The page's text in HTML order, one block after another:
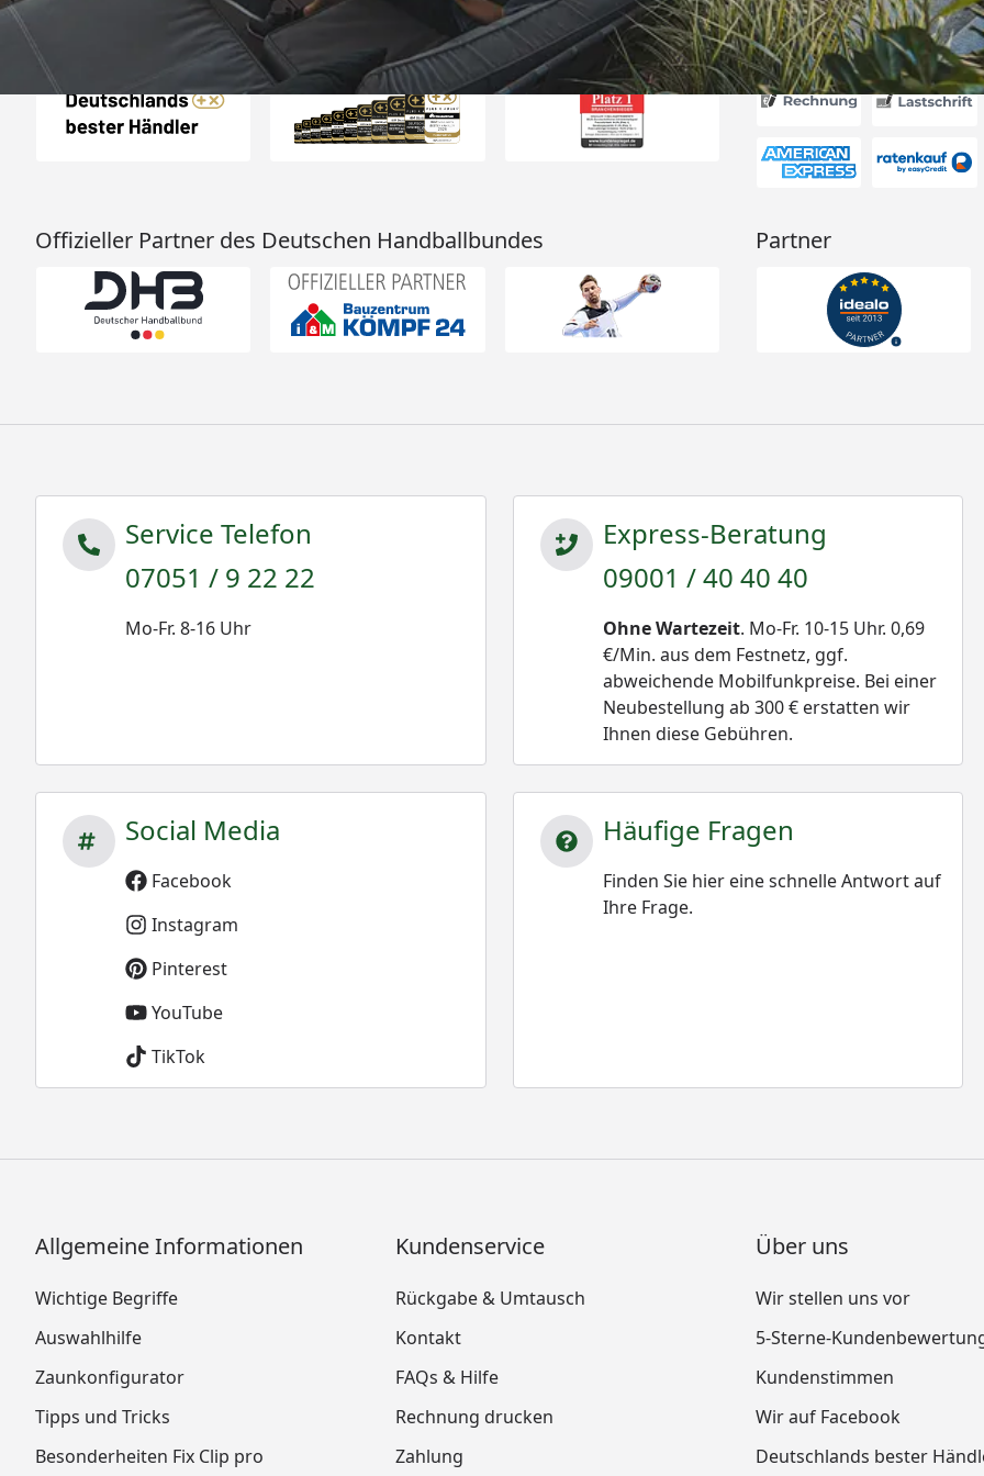
Auszeichnungen Akzeptierte
Offizieller Partner des Deutschen Handballbundes Partner
Service Telefon
07051 / 9 22 22
Mo-Fr. 8-16 Uhr
Express-Beratung
09001 / 40 40 40
Ohne Wartezeit. Mo-Fr. 10-15 Uhr. 0,69
€/Min. aus dem Festnetz, ggf.
abweichende Mobilfunkpreise. Bei einer
Neubestellung ab 300 € erstatten wir
Ihnen diese Gebühren.
Social Media
Facebook
Instagram
Pinterest
YouTube
TikTok
Häufige Fragen
Finden Sie hier eine schnelle Antwort auf
Ihre Frage.
Allgemeine Informationen
Wichtige Begriffe
Auswahlhilfe
Zaunkonfigurator
Tipps und Tricks
Besonderheiten Fix Clip pro
Kundenservice
Rückgabe & Umtausch
Kontakt
FAQs & Hilfe
Rechnung drucken
Zahlung
Über uns
Wir stellen uns vor
5-Sterne-
Kundenstimmen
Wir auf Facebook
Deutschlands bester